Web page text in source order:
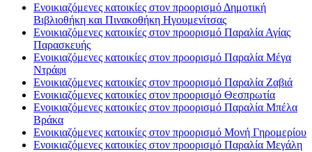
Ενοικιαζόμενες κατοικίες στον προορισμό Δημοτική
Βιβλιοθήκη και Πινακοθήκη Ηγουμενίτσας
Ενοικιαζόμενες κατοικίες στον προορισμό Παραλία Αγίας
Παρασκευής
Ενοικιαζόμενες κατοικίες στον προορισμό Παραλία Μέγα
Ντράφι
Ενοικιαζόμενες κατοικίες στον προορισμό Παραλία Ζαβιά
Ενοικιαζόμενες κατοικίες στον προορισμό Θεσπρωτία
Ενοικιαζόμενες κατοικίες στον προορισμό Παραλία Μπέλα
Βράκα
Ενοικιαζόμενες κατοικίες στον προορισμό Μονή Γηρομερίου
Ενοικιαζόμενες κατοικίες στον προορισμό Παραλία Μεγάλη